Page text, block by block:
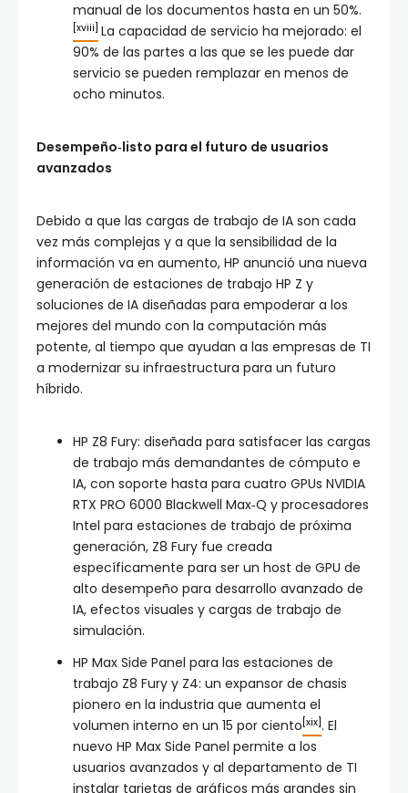
manual de los documentos hasta en un 50%.
[xviii] La capacidad de servicio ha mejorado: el
90% de las partes a las que se les puede dar
servicio se pueden remplazar en menos de
ocho minutos.
Desempeño‑listo para el futuro de usuarios
avanzados
Debido a que las cargas de trabajo de IA son cada
vez más complejas y a que la sensibilidad de la
información va en aumento, HP anunció una nueva
generación de estaciones de trabajo HP Z y
soluciones de IA diseñadas para empoderar a los
mejores del mundo con la computación más
potente, al tiempo que ayudan a las empresas de TI
a modernizar su infraestructura para un futuro
híbrido.
HP Z8 Fury: diseñada para satisfacer las cargas
de trabajo más demandantes de cómputo e
IA, con soporte hasta para cuatro GPUs NVIDIA
RTX PRO 6000 Blackwell Max‑Q y procesadores
Intel para estaciones de trabajo de próxima
generación, Z8 Fury fue creada
específicamente para ser un host de GPU de
alto desempeño para desarrollo avanzado de
IA, efectos visuales y cargas de trabajo de
simulación.
HP Max Side Panel para las estaciones de
trabajo Z8 Fury y Z4: un expansor de chasis
pionero en la industria que aumenta el
volumen interno en un 15 por ciento [xix] . El
nuevo HP Max Side Panel permite a los
usuarios avanzados y al departamento de TI
instalar tarjetas de gráficos más grandes sin